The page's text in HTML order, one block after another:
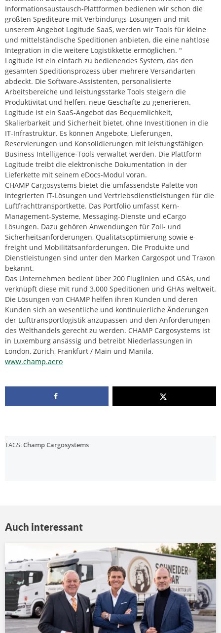
Informationsaustausch-Plattformen bedienen wir schon die
größten Spediteure mit Verbindungs-Lösungen und mit
unserem Angebot Logitude SaaS, werden wir Tools für kleine
und mittelständische Speditionen anbieten, die eine nahtlose
Integration in die weitere Logistikkette ermöglichen. "
Logitude ist ein einfach zu bedienendes System, das den
gesamten Speditionsprozess über mehrere Versandarten
abdeckt. Die Software-Assistenten, personalisierte
Arbeitsbereiche und leistungsstarke Tools steigern die
Produktivität und helfen, neue Geschäfte zu generieren.
Logitude ist ein SaaS-Angebot das Bequemlichkeit,
Skalierbarkeit und Sicherheit bietet, ohne Investitionen in die
IT-Infrastruktur. Es können Angebote, Lieferungen,
Reservierungen und Konsolidierungen mit leistungsfähigen
Business Intelligence-Tools verwaltet werden. Die Plattform
Logitude treibt die elektronische Dokumentation in der
Lieferkette mit seinem eDocs-Modul voran.
CHAMP Cargosystems bietet die umfassendste Palette von
integrierten IT-Lösungen und Vertriebsdienstleistungen für die
Luftfrachttransportkette. Das Portfolio umfasst Kern-
Management-Systeme, Messaging-Dienste und eCargo
Lösungen. Dazu gehören Anwendungen für Zoll- und
Sicherheitsanforderungen, Qualitätsoptimierung sowie e-
freight und Mobilitätsanforderungen. Die Produkte und
Dienstleistungen sind unter den Marken Cargospot und Traxon
bekannt.
Das Unternehmen bedient über 200 Fluglinien und GSAs, und
verknüpft diese mit rund 3.000 Speditionen und GHAs weltweit.
Die Lösungen von CHAMP helfen ihren Kunden und deren
Kunden sich an wesentliche und kontinuierliche Änderungen
der Lufttransportlogistik anzupassen und den Anforderungen
des Welthandels gerecht zu werden. CHAMP Cargosystems ist
in Luxemburg ansässig und betreibt Niederlassungen in
London, Zürich, Frankfurt / Main und Manila.
www.champ.aero
TAGS:Champ Cargosystems
Auch interessant